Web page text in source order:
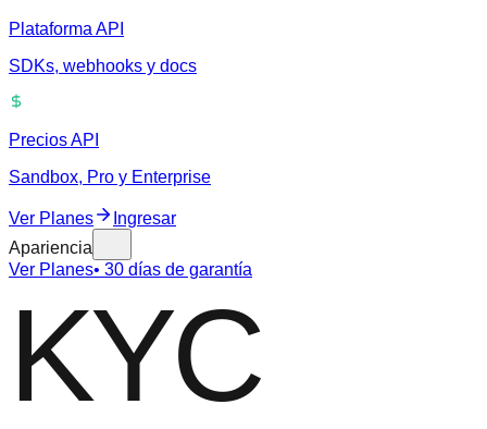
Plataforma API
SDKs, webhooks y docs
Precios API
Sandbox, Pro y Enterprise
Ver Planes
Ingresar
Apariencia
Ver Planes• 30 días de garantía
KYC